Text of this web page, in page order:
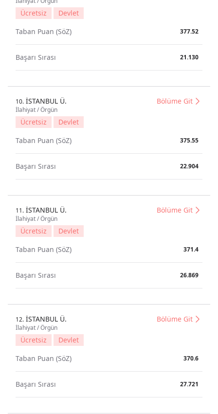
Ücretsiz
Devlet
Taban Puan (SöZ)
377.52
Başarı Sırası 21.130
10. İSTANBUL Ü.
İlahiyat / Örgün
Bölüme Git
Ücretsiz
Devlet
Taban Puan (SöZ)
375.55
Başarı Sırası 22.904
11. İSTANBUL Ü.
İlahiyat / Örgün
Bölüme Git
Ücretsiz
Devlet
Taban Puan (SöZ)
371.4
Başarı Sırası 26.869
12. İSTANBUL Ü.
İlahiyat / Örgün
Bölüme Git
Ücretsiz
Devlet
Taban Puan (SöZ)
370.6
Başarı Sırası 27.721